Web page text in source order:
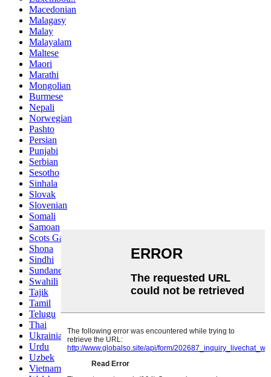
Macedonian
Malagasy
Malay
Malayalam
Maltese
Maori
Marathi
Mongolian
Burmese
Nepali
Norwegian
Pashto
Persian
Punjabi
Serbian
Sesotho
Sinhala
Slovak
Slovenian
Somali
Samoan
Scots Gaelic
Shona
Sindhi
Sundanese
Swahili
Tajik
Tamil
Telugu
Thai
Ukrainian
Urdu
Uzbek
Vietnamese